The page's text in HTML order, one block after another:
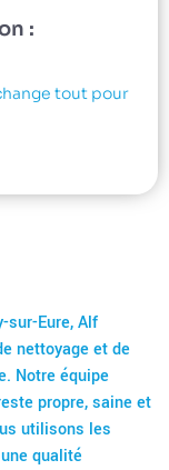
:
tout pour
sur-Eure, Alf
nettoyage et de
Notre équipe
propre, saine et
utilisons les
qualité